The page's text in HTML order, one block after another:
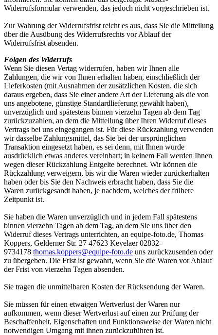
Widerrufsformular verwenden, das jedoch nicht vorgeschrieben ist.
Zur Wahrung der Widerrufsfrist reicht es aus, dass Sie die Mitteilung
über die Ausübung des Widerrufsrechts vor Ablauf der
Widerrufsfrist absenden.
Folgen des Widerrufs
Wenn Sie diesen Vertag widerrufen, haben wir Ihnen alle
Zahlungen, die wir von Ihnen erhalten haben, einschließlich der
Lieferkosten (mit Ausnahmen der zusätzlichen Kosten, die sich
daraus ergeben, dass Sie einer andere Art der Lieferung als die von
uns angebotene, günstige Standardlieferung gewählt haben),
unverzüglich und spätestens binnen vierzehn Tagen ab dem Tag
zurückzuzahlen, an dem die Mitteilung über Ihren Widerruf dieses
Vertrags bei uns eingegangen ist. Für diese Rückzahlung verwenden
wir dasselbe Zahlungsmittel, das Sie bei der ursprünglichen
Transaktion eingesetzt haben, es sei denn, mit Ihnen wurde
ausdrücklich etwas anderes vereinbart; in keinem Fall werden Ihnen
wegen dieser Rückzahlung Entgelte berechnet. Wir können die
Rückzahlung verweigern, bis wir die Waren wieder zurückerhalten
haben oder bis Sie den Nachweis erbracht haben, dass Sie die
Waren zurückgesandt haben, je nachdem, welches der frühere
Zeitpunkt ist.
Sie haben die Waren unverzüglich und in jedem Fall spätestens
binnen vierzehn Tagen ab dem Tag, an dem Sie uns über den
Widerruf dieses Vertrags unterrichten, an equipe-foto.de, Thomas
Koppers, Gelderner Str. 27 47623 Kevelaer 02832-
9734178 thomas.koppers@equipe-foto.de uns zurückzusenden oder
zu übergeben. Die Frist ist gewahrt, wenn Sie die Waren vor Ablauf
der Frist von vierzehn Tagen absenden.
Sie tragen die unmittelbaren Kosten der Rücksendung der Waren.
Sie müssen für einen etwaigen Wertverlust der Waren nur
aufkommen, wenn dieser Wertverlust auf einen zur Prüfung der
Beschaffenheit, Eigenschaften und Funktionsweise der Waren nicht
notwendigen Umgang mit ihnen zurückzuführen ist.